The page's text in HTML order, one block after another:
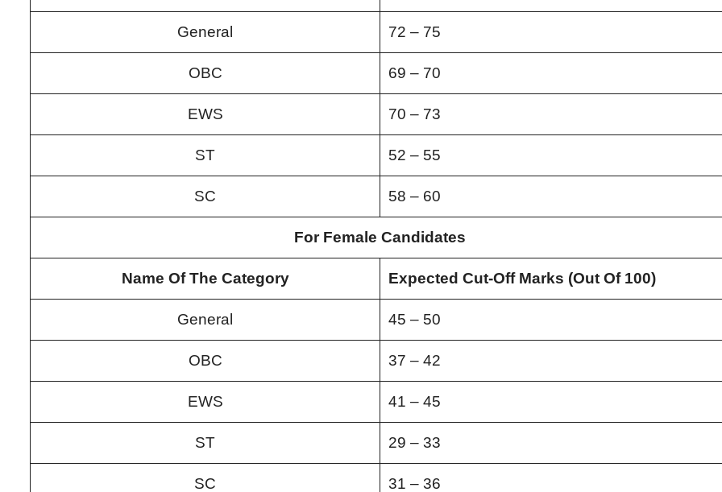
General 72 – 75
OBC 69 – 70
EWS 70 – 73
ST 52 – 55
SC 58 – 60
For Female Candidates
Name Of The Category Expected Cut-Off Marks (Out Of 100)
General 45 – 50
OBC 37 – 42
EWS 41 – 45
ST 29 – 33
SC 31 – 36